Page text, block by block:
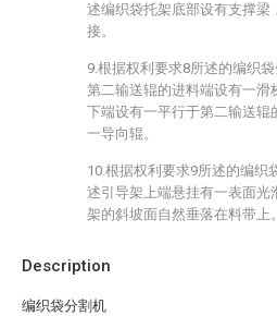
Description
编织袋分割机
述编织袋托架底部设有支撑梁
接。
9.根据权利要求8所述的编织
第二输送辊的进料端设有一滑
下端设有一平行于第二输送辊
一导向辊。
10.根据权利要求9所述的编织
述引导架上端悬挂有一表面光
架的斜坡面自然垂落在料带上。